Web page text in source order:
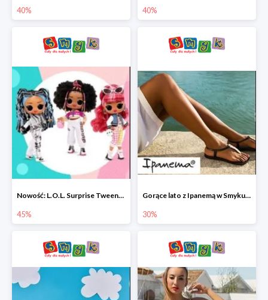
40% 40%
Nowość: L.O.L. Surprise Tweens Doll w Smyku do -45%
45%
Gorące lato z Ipanemą w Smyku do -30%
30%